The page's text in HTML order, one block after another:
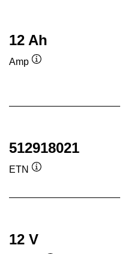
12 Ah
Amp
512918021
ETN
12 V